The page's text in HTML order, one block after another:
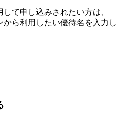
て申し込みされたい方は、
から利用したい優待名を入力し